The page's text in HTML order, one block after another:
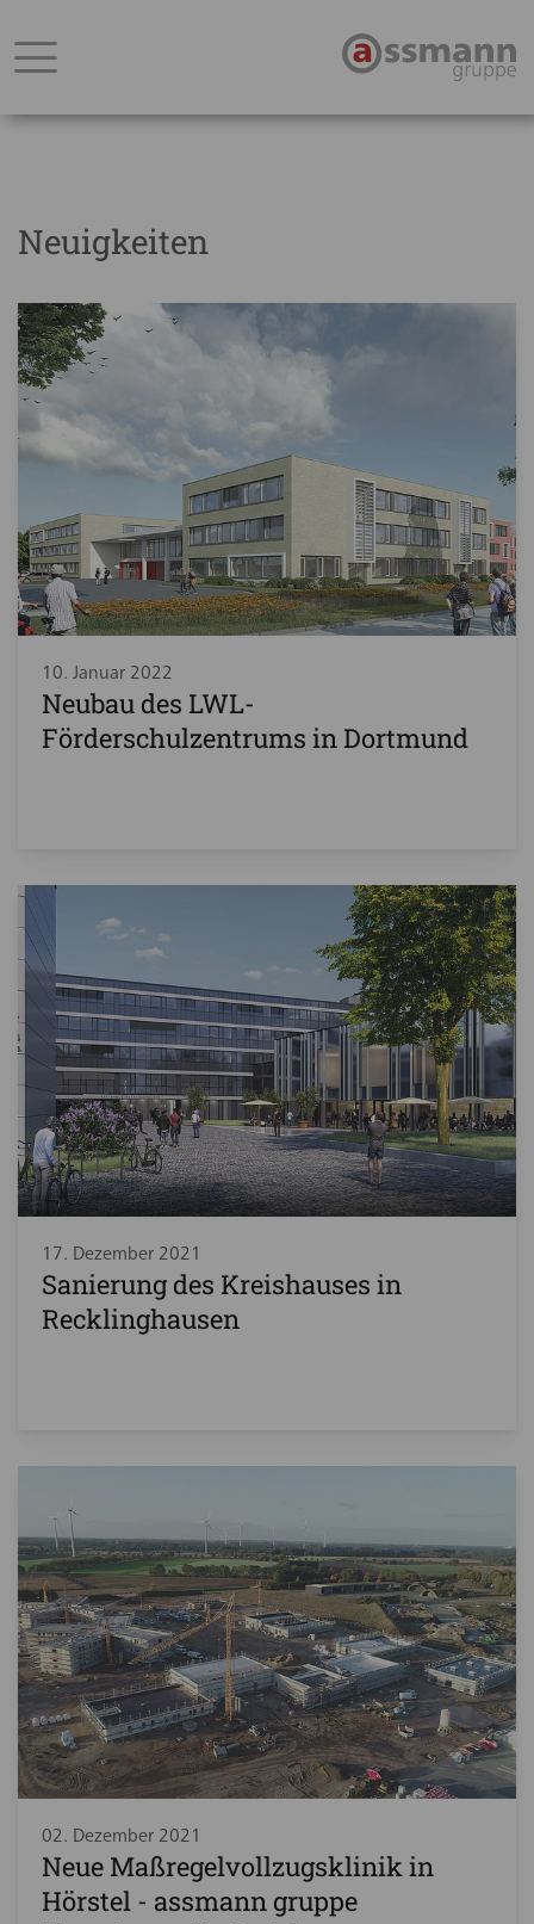
Neuigkeiten
10. Januar 2022
Neubau des LWL-
Förderschulzentrums in Dortmund
17. Dezember 2021
Sanierung des Kreishauses in
Recklinghausen
02. Dezember 2021
Neue Maßregelvollzugsklinik in
Hörstel - assmann gruppe